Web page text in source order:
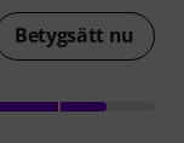
Betygsätt nu